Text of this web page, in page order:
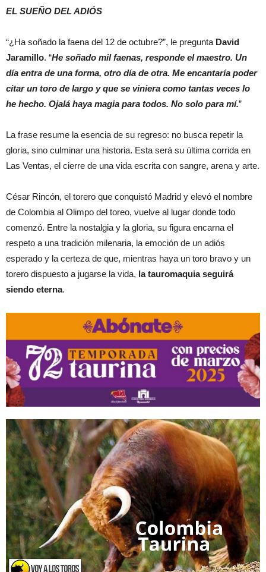
EL SUEÑO DEL ADIÓS
“¿Ha soñado la faena del 12 de octubre?”, le pregunta David
Jaramillo. “He soñado mil faenas, responde el maestro. Un
día entra de una forma, otro día de otra. Me encantaría poder
citar un toro de largo y que se viniera como tantas veces lo
he hecho. Ojalá haya magia para todos. No solo para mí.”
La frase resume la esencia de su regreso: no busca repetir la
gloria, sino culminar una historia. Esta será su última corrida en
Las Ventas, el cierre de una vida escrita con sangre, arena y arte.
César Rincón, el torero que conquistó Madrid y elevó el nombre
de Colombia al Olimpo del toreo, vuelve al lugar donde todo
comenzó. Entre la nostalgia y la gloria, su figura encarna el
respeto a una tradición milenaria, la emoción de un adiós
esperado y la certeza de que, mientras haya un toro bravo y un
torero dispuesto a jugarse la vida, la tauromaquia seguirá
siendo eterna.